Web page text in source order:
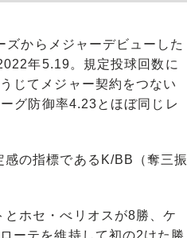
からメジャーデビューした
年5.19。規定投球回数に
じてメジャー契約をつない
グ防御率4.23とほぼ同じレ
の指標であるK/BB（奪三振
ホセ・べリオスが8勝、ケ
ーテを維持して初の2けた勝